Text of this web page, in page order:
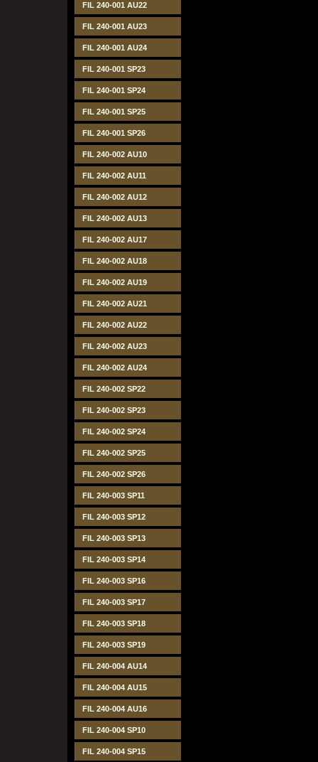
FIL 240-001 AU22
FIL 240-001 AU23
FIL 240-001 AU24
FIL 240-001 SP23
FIL 240-001 SP24
FIL 240-001 SP25
FIL 240-001 SP26
FIL 240-002 AU10
FIL 240-002 AU11
FIL 240-002 AU12
FIL 240-002 AU13
FIL 240-002 AU17
FIL 240-002 AU18
FIL 240-002 AU19
FIL 240-002 AU21
FIL 240-002 AU22
FIL 240-002 AU23
FIL 240-002 AU24
FIL 240-002 SP22
FIL 240-002 SP23
FIL 240-002 SP24
FIL 240-002 SP25
FIL 240-002 SP26
FIL 240-003 SP11
FIL 240-003 SP12
FIL 240-003 SP13
FIL 240-003 SP14
FIL 240-003 SP16
FIL 240-003 SP17
FIL 240-003 SP18
FIL 240-003 SP19
FIL 240-004 AU14
FIL 240-004 AU15
FIL 240-004 AU16
FIL 240-004 SP10
FIL 240-004 SP15